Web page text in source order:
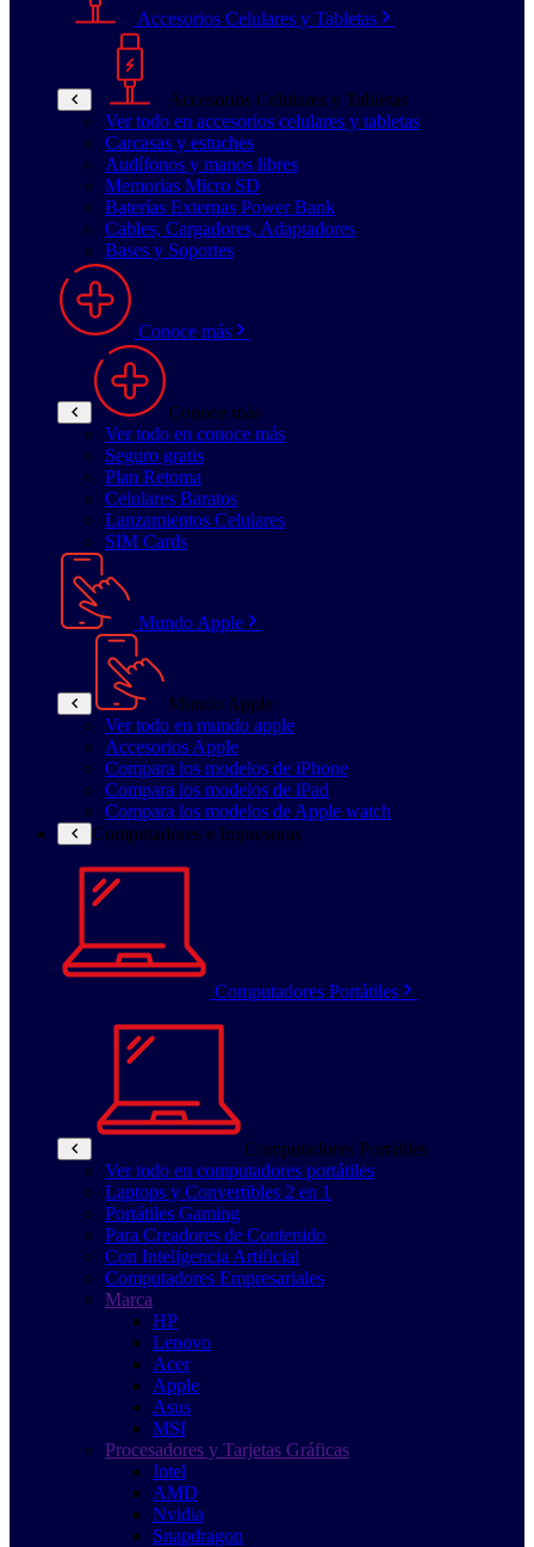
Accesorios Celulares y Tabletas
Accesorios Celulares y Tabletas
Ver todo en accesorios celulares y tabletas
Carcasas y estuches
Audífonos y manos libres
Memorias Micro SD
Baterías Externas Power Bank
Cables, Cargadores, Adaptadores
Bases y Soportes
Conoce más
Conoce más
Ver todo en conoce más
Seguro gratis
Plan Retoma
Celulares Baratos
Lanzamientos Celulares
SIM Cards
Mundo Apple
Mundo Apple
Ver todo en mundo apple
Accesorios Apple
Compara los modelos de iPhone
Compara los modelos de iPad
Compara los modelos de Apple watch
Computadores e Impresoras
Computadores Portátiles
Computadores Portátiles
Ver todo en computadores portátiles
Laptops y Convertibles 2 en 1
Portátiles Gaming
Para Creadores de Contenido
Con Inteligencia Artificial
Computadores Empresariales
Marca
HP
Lenovo
Acer
Apple
Asus
MSI
Procesadores y Tarjetas Gráficas
Intel
AMD
Nvidia
Snapdragon